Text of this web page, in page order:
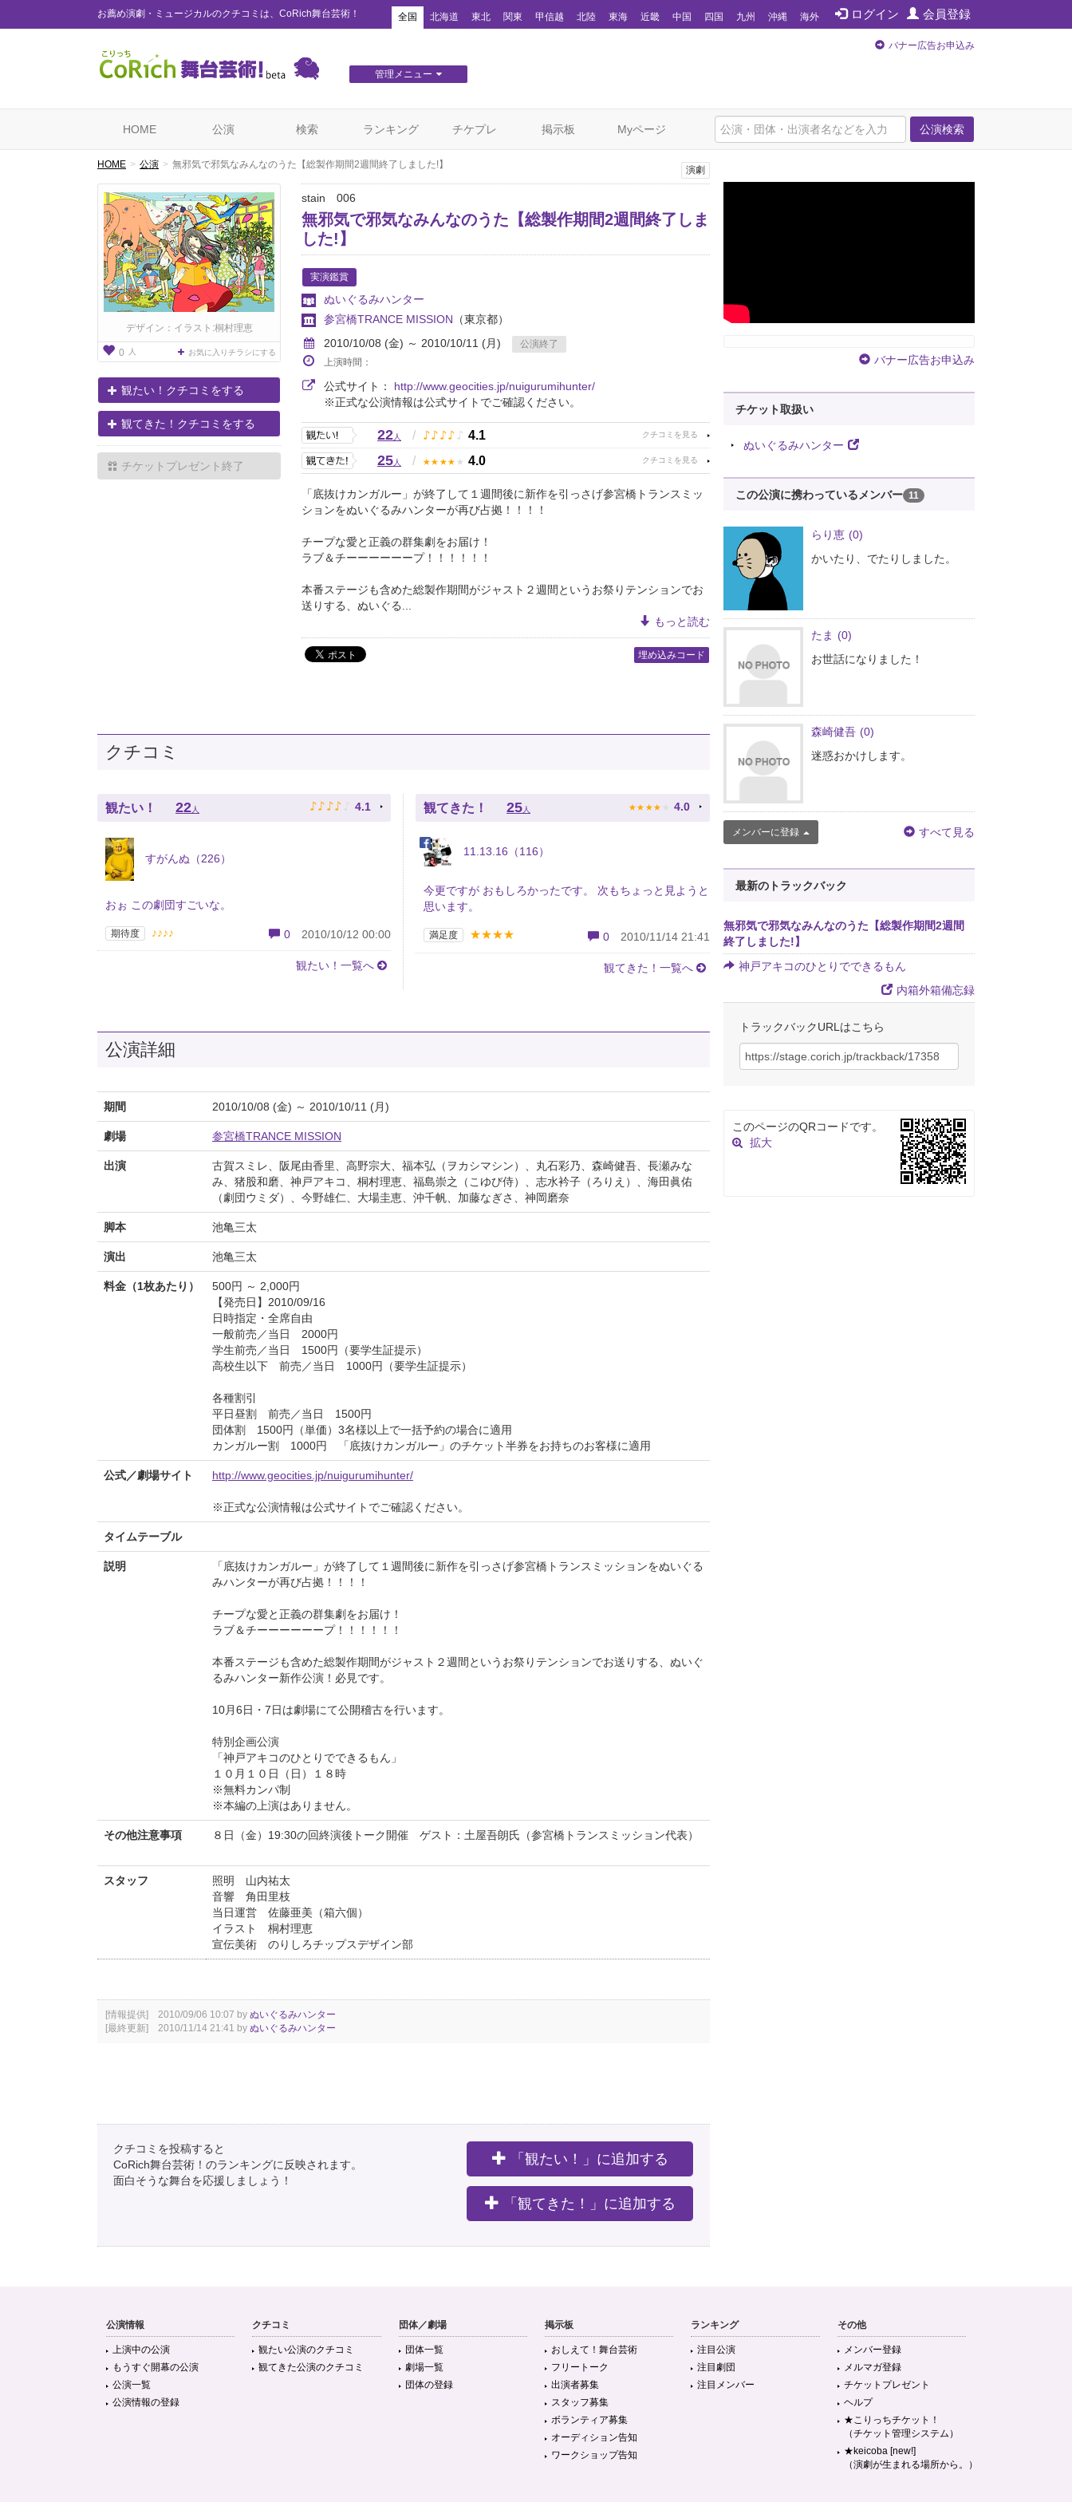
お薦め演劇・ミュージカルのクチコミは、CoRich舞台芸術！ ログイン 会員登録
全国 北海道 東北 関東 甲信越 北陸 東海 近畿 中国 四国 九州 沖縄 海外
管理メニュー
バナー広告お申込み
公演検索
HOME 公演 検索 ランキング チケプレ 掲示板 Myページ
HOME 公演 無邪気で邪気なみんなのうた【総製作期間2週間終了しました!】
デザイン：イラスト:桐村理恵
0 人 お気に入りチラシにする
観たい！クチコミをする
観てきた！クチコミをする
チケットプレゼント終了
演劇
stain 006
無邪気で邪気なみんなのうた【総製作期間2週間終了しま
した!】
実演鑑賞
ぬいぐるみハンター
参宮橋TRANCE MISSION （東京都）
2010/10/08 (金) ～ 2010/10/11 (月)
公演終了
上演時間：
公式サイト： http://www.geocities.jp/nuigurumihunter/
※正式な公演情報は公式サイトでご確認ください。
22人 / ♪ ♪ ♪ ♪ ♪ 4.1
25人 / ★ ★ ★ ★ ★ 4.0
「底抜けカンガルー」が終了して１週間後に新作を引っさげ参宮橋トランスミッ
ションをぬいぐるみハンターが再び占拠！！！！
チープな愛と正義の群集劇をお届け！
ラブ＆チーーーーーープ！！！！！！
本番ステージも含めた総製作期間がジャスト２週間というお祭りテンションでお
送りする、ぬいぐる...
もっと読む
埋め込みコード
クチコミ
観たい！ 22 人 ♪ ♪ ♪ ♪ ♪ 4.1
すがんぬ（226）
おぉ この劇団すごいな。
期待度 ♪♪♪♪ 0 2010/10/12 00:00
観たい！一覧へ
観てきた！ 25 人 ★ ★ ★ ★ ★ 4.0
11.13.16（116）
今更ですが おもしろかったです。 次もちょっと見ようと
思います。
満足度 ★★★★ 0 2010/11/14 21:41
観てきた！一覧へ
公演詳細
期間 2010/10/08 (金) ～ 2010/10/11 (月)
劇場 参宮橋TRANCE MISSION
出演
古賀スミレ、阪尾由香里、高野宗大、福本弘（ヲカシマシン）、丸石彩乃、森崎健吾、長瀬みな
み、猪股和磨、神戸アキコ、桐村理恵、福島崇之（こゆび侍）、志水衿子（ろりえ）、海田眞佑
（劇団ウミダ）、今野雄仁、大場圭恵、沖千帆、加藤なぎさ、神岡磨奈
脚本 池亀三太
演出 池亀三太
料金（1枚あたり）
500円 ～ 2,000円
【発売日】2010/09/16
日時指定・全席自由
一般前売／当日 2000円
学生前売／当日 1500円（要学生証提示）
高校生以下 前売／当日 1000円（要学生証提示）
各種割引
平日昼割 前売／当日 1500円
団体割 1500円（単価）3名様以上で一括予約の場合に適用
カンガルー割 1000円 「底抜けカンガルー」のチケット半券をお持ちのお客様に適用
公式／劇場サイト http://www.geocities.jp/nuigurumihunter/
※正式な公演情報は公式サイトでご確認ください。
タイムテーブル
説明
「底抜けカンガルー」が終了して１週間後に新作を引っさげ参宮橋トランスミッションをぬいぐる
みハンターが再び占拠！！！！
チープな愛と正義の群集劇をお届け！
ラブ＆チーーーーーープ！！！！！！
本番ステージも含めた総製作期間がジャスト２週間というお祭りテンションでお送りする、ぬいぐ
るみハンター新作公演！必見です。
10月6日・7日は劇場にて公開稽古を行います。
特別企画公演
「神戸アキコのひとりでできるもん」
１０月１０日（日）１８時
※無料カンパ制
※本編の上演はありません。
その他注意事項 ８日（金）19:30の回終演後トーク開催 ゲスト：土屋吾朗氏（参宮橋トランスミッション代表）
スタッフ
照明 山内祐太
音響 角田里枝
当日運営 佐藤亜美（箱六個）
イラスト 桐村理恵
宣伝美術 のりしろチップスデザイン部
[情報提供] 2010/09/06 10:07 by ぬいぐるみハンター
[最終更新] 2010/11/14 21:41 by ぬいぐるみハンター
クチコミを投稿すると
CoRich舞台芸術！のランキングに反映されます。
面白そうな舞台を応援しましょう！
「観たい！」に追加する
「観てきた！」に追加する
バナー広告お申込み
チケット取扱い
ぬいぐるみハンター
この公演に携わっているメンバー 11
らり恵 (0)
かいたり、でたりしました。
たま (0)
お世話になりました！
森崎健吾 (0)
迷惑おかけします。
メンバーに登録 すべて見る
最新のトラックバック
無邪気で邪気なみんなのうた【総製作期間2週間
終了しました!】
神戸アキコのひとりでできるもん
内箱外箱備忘録
トラックバックURLはこちら
このページのQRコードです。
拡大
公演情報
上演中の公演
もうすぐ開幕の公演
公演一覧
公演情報の登録
クチコミ
観たい公演のクチコミ
観てきた公演のクチコミ
団体／劇場
団体一覧
劇場一覧
団体の登録
掲示板
おしえて！舞台芸術
フリートーク
出演者募集
スタッフ募集
ボランティア募集
オーディション告知
ワークショップ告知
ランキング
注目公演
注目劇団
注目メンバー
その他
メンバー登録
メルマガ登録
チケットプレゼント
ヘルプ
★こりっちチケット！
（チケット管理システム）
★keicoba [new!]
（演劇が生まれる場所から。）